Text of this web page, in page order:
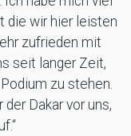
die wir hier leisten
zufrieden mit
seit langer Zeit,
zu stehen.
Dakar vor uns,